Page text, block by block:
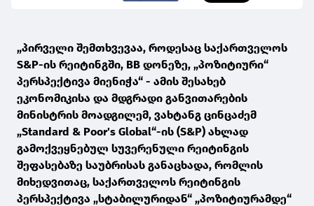
„პირველი შემთხვევაა, როდესაც საქართველოს
S&P-ის რეიტინგში, BB დონეზე, „პოზიტიური“
პერსპექტივა მიენიჭა“ - ამის შესახებ
ეკონომიკისა და მდგრადი განვითარების
მინისტრის მოადგილემ, ვახტანგ ცინცაძემ
„Standard & Poor's Global“-ის (S&P) ახლად
გამოქვეყნებულ სუვერენული რეიტინგის
შეფასებაზე საუბრისას განაცხადა, რომლის
მიხედვითაც, საქართველოს რეიტინგის
პერსპექტივა „სტაბილურიდან“ „პოზიტიურამდე“